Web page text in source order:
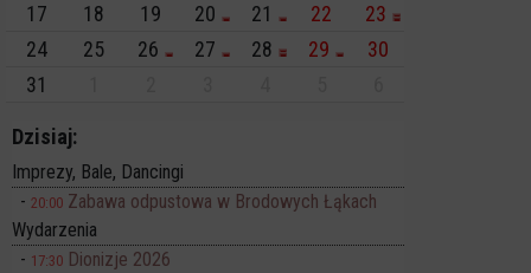
17
18 19 20 21 22
23
24
25 26 27 28 29
30
31
Dzisiaj:
Imprezy, Bale, Dancingi
20:00 Zabawa odpustowa w Brodowych Łąkach
Wydarzenia
17:30 Dionizje 2026